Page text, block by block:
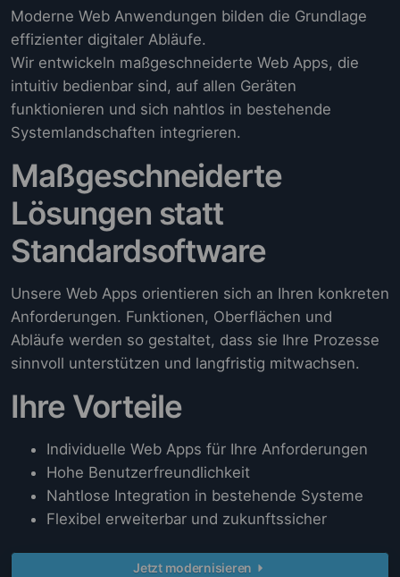
Moderne Web Anwendungen bilden die Grundlage
effizienter digitaler Abläufe.
Wir entwickeln maßgeschneiderte Web Apps, die
intuitiv bedienbar sind, auf allen Geräten
funktionieren und sich nahtlos in bestehende
Systemlandschaften integrieren.
Maßgeschneiderte
Lösungen statt
Standardsoftware
Unsere Web Apps orientieren sich an Ihren konkreten
Anforderungen. Funktionen, Oberflächen und
Abläufe werden so gestaltet, dass sie Ihre Prozesse
sinnvoll unterstützen und langfristig mitwachsen.
Ihre Vorteile
Individuelle Web Apps für Ihre Anforderungen
Hohe Benutzerfreundlichkeit
Nahtlose Integration in bestehende Systeme
Flexibel erweiterbar und zukunftssicher
Jetzt modernisieren